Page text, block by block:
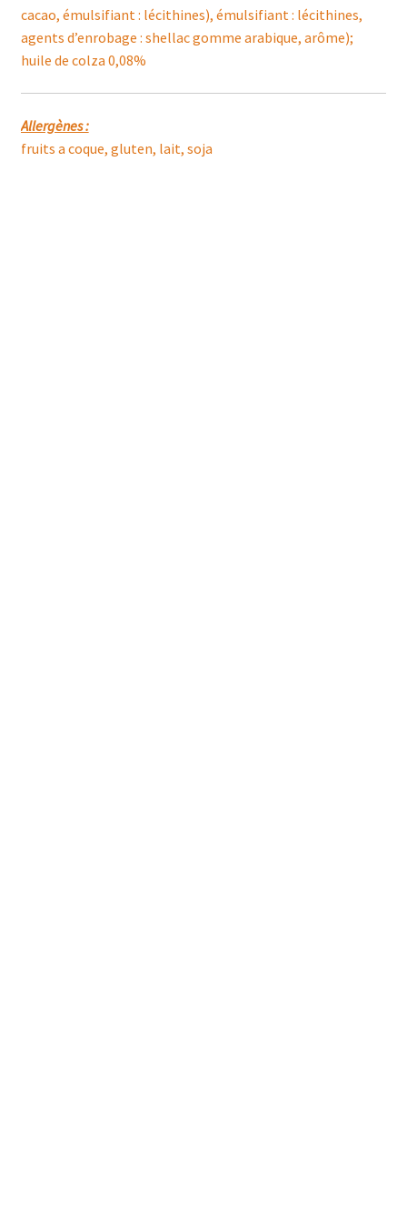
cacao, émulsifiant : lécithines), émulsifiant : lécithines,
agents d’enrobage : shellac gomme arabique, arôme);
huile de colza 0,08%
Allergènes :
fruits a coque, gluten, lait, soja